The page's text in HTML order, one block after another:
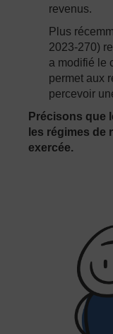
revenus.
Plus
2023-270)
a modifié le
permet aux
percevoir
Précisons que
les régimes de
exercée.